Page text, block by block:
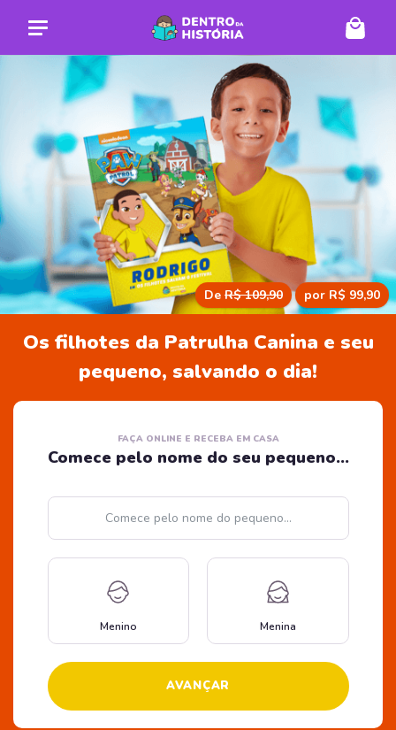
De R$ 109,90 por R$ 99,90
Os filhotes da Patrulha Canina e seu
pequeno, salvando o dia!
FAÇA ONLINE E RECEBA EM CASA
Comece pelo nome do seu pequeno...
Nome
Menino Menina
AVANÇAR